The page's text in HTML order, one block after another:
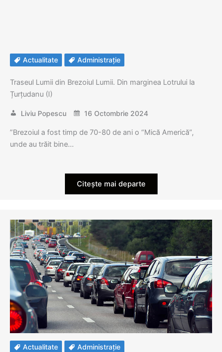
Actualitate Administrație
Traseul Lumii din Brezoiul Lumii. Din marginea Lotrului la
Țurțudanu (I)
Liviu Popescu 16 Octombrie 2024
”Brezoiul a fost timp de 70-80 de ani o “Mică Americă”,
unde au trăit bine…
Citește mai departe
Actualitate Administrație